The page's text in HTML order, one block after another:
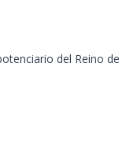
del Reino de